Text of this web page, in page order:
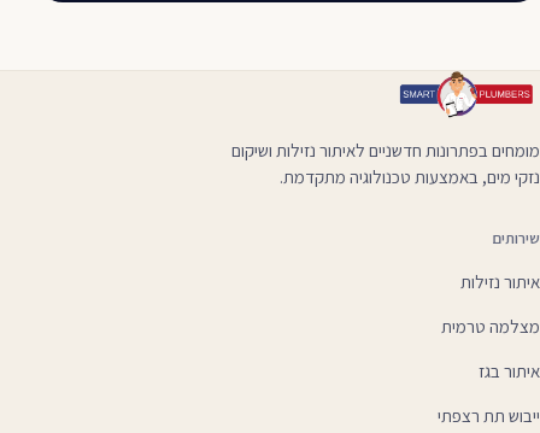
מומחים בפתרונות חדשניים לאיתור נזילות ושיקום
נזקי מים, באמצעות טכנולוגיה מתקדמת.
שירותים
איתור נזילות
מצלמה טרמית
איתור בגז
ייבוש תת רצפתי